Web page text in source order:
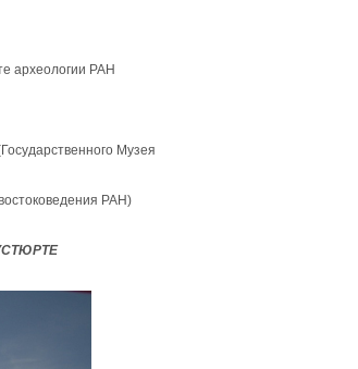
археологии РАН
Музея
РАН)